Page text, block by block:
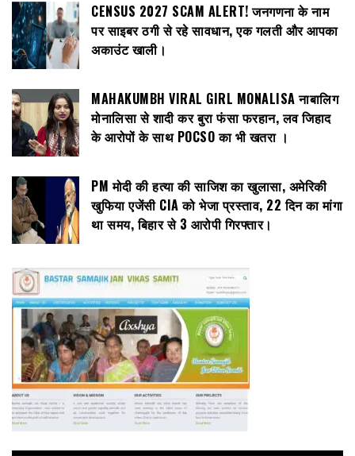
CENSUS 2027 SCAM ALERT! जनगणना के नाम
पर साइबर ठगी से रहे सावधान, एक गलती और आपका
अकाउंट खाली।
MAHAKUMBH VIRAL GIRL MONALISA नाबालिग
मोनालिसा से शादी कर बुरा फंसा फरहान, लव जिहाद
के आरोपों के साथ POCSO का भी खतरा ।
PM मोदी की हत्या की साजिश का खुलासा, अमेरिकी
खुफिया एजेंसी CIA को भेजा प्रस्ताव, 22 दिन का मांगा
था समय, बिहार से 3 आरोपी गिरफ्तार।